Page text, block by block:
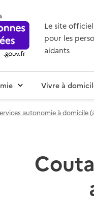
Le site
pour les
aidants
Vivre à
autonomie à domicile